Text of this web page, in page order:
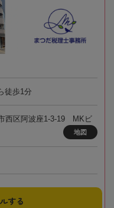
徒歩1分
西区阿波座1-3-19 MKビ
地図
する